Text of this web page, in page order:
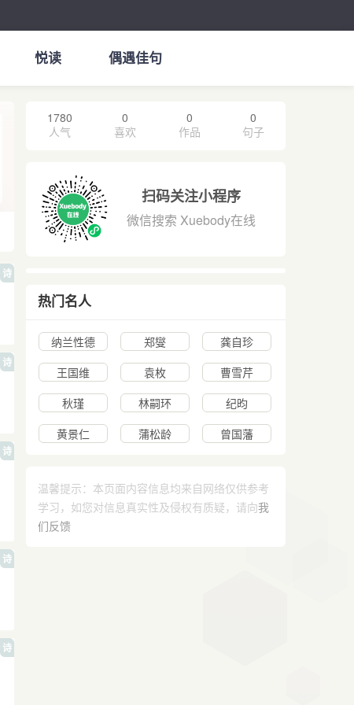
悦读 偶遇佳句
诗
诗
诗
诗
诗
1780
人气
0
喜欢
0
作品
0
句子
扫码关注小程序
微信搜索 Xuebody在线
热门名人
纳兰性德 郑燮
龚自珍
王国维
袁枚
曹雪芹
秋瑾
林嗣环
纪昀
黄景仁
蒲松龄 曾国藩
温馨提示：本页面内容信息均来自网络仅供参考
学习，如您对信息真实性及侵权有质疑，请向我
们反馈